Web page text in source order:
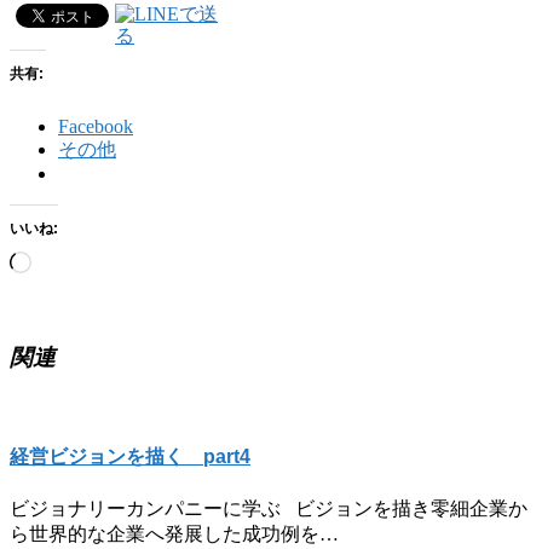
共有:
Facebook
その他
いいね:
読
中…
関連
経営ビジョンを描く part4
ビジョナリーカンパニーに学ぶ ビジョンを描き零細企業か
ら世界的な企業へ発展した成功例を…